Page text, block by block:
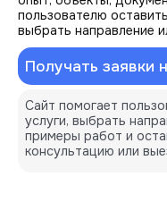
пользователю
выбрать направление
Получать заявки
Сайт помогает
услуги, выбрать
примеры работ и
консультацию или